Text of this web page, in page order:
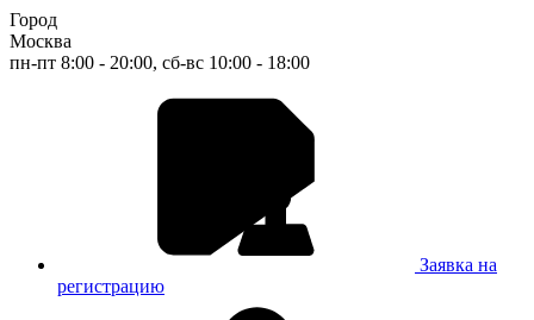
Город
Москва
пн-пт 8:00 - 20:00, сб-вс 10:00 - 18:00
Заявка на
регистрацию